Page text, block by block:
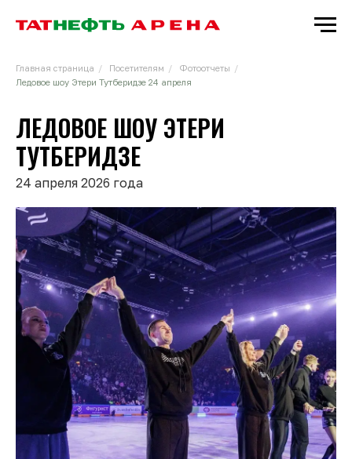
Главная страница / Посетителям / Фотоотчеты
/
Ледовое шоу Этери Тутберидзе 24 апреля
ЛЕДОВОЕ ШОУ ЭТЕРИ
ТУТБЕРИДЗЕ
24 апреля 2026 года